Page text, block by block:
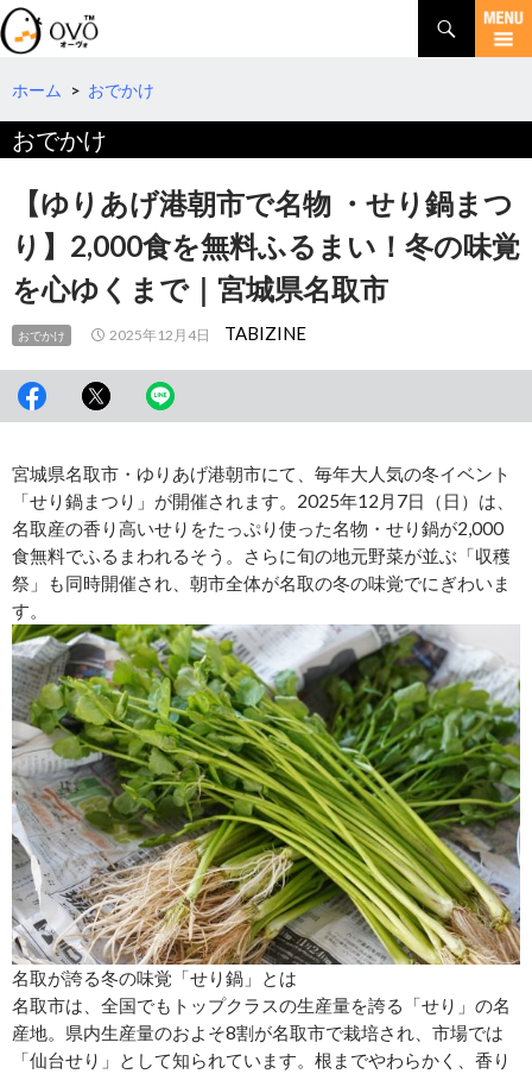
検
索
コ
テ
ツ
へ
ホーム > おでかけ
おでかけ
【ゆりあげ港朝市で名物 ・せり鍋まつ
り】2,000食を無料ふるまい！冬の味覚
を心ゆくまで｜宮城県名取市
おでかけ 2025年12月4日 TABIZINE
宮城県名取市・ゆりあげ港朝市にて、毎年大人気の冬イベント
「せり鍋まつり」が開催されます。2025年12月7日（日）は、
名取産の香り高いせりをたっぷり使った名物・せり鍋が2,000
食無料でふるまわれるそう。さらに旬の地元野菜が並ぶ「収穫
祭」も同時開催され、朝市全体が名取の冬の味覚でにぎわいま
す。
名取が誇る冬の味覚「せり鍋」とは
名取市は、全国でもトップクラスの生産量を誇る「せり」の名
産地。県内生産量のおよそ8割が名取市で栽培され、市場では
「仙台せり」として知られています。根までやわらかく、香り